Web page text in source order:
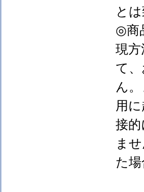
と
◎商
現
て
ん
用
接
ま
た